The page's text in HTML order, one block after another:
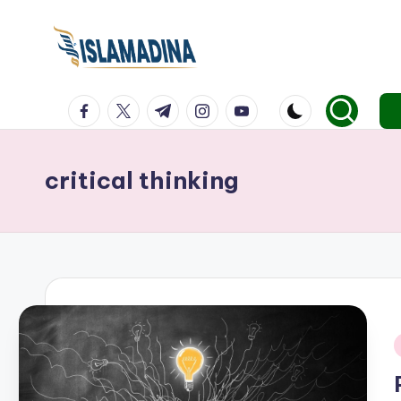
facebook.com
twitter.com
t.me instagram.com
youtube.com
critical thinking